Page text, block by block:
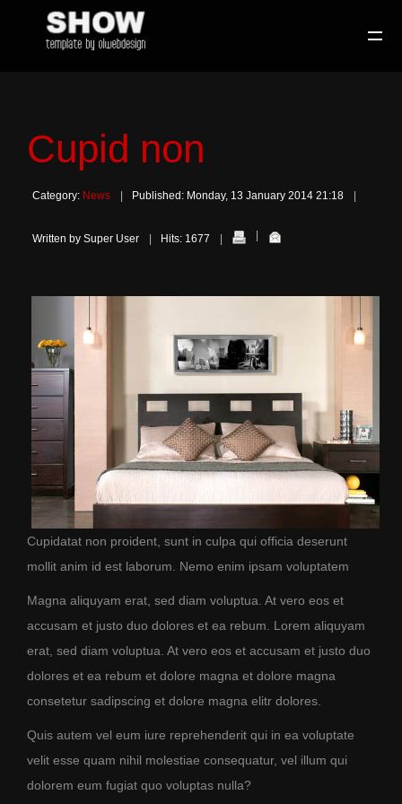
Cupid non
Category: News Published: Monday, 13 January 2014 21:18
Written by Super User Hits: 1677
Cupidatat non proident, sunt in culpa qui officia deserunt
mollit anim id est laborum. Nemo enim ipsam voluptatem
Magna aliquyam erat, sed diam voluptua. At vero eos et
accusam et justo duo dolores et ea rebum. Lorem aliquyam
erat, sed diam voluptua. At vero eos et accusam et justo duo
dolores et ea rebum et dolore magna et dolore magna
consetetur sadipscing et dolore magna elitr dolores.
Quis autem vel eum iure reprehenderit qui in ea voluptate
velit esse quam nihil molestiae consequatur, vel illum qui
dolorem eum fugiat quo voluptas nulla?